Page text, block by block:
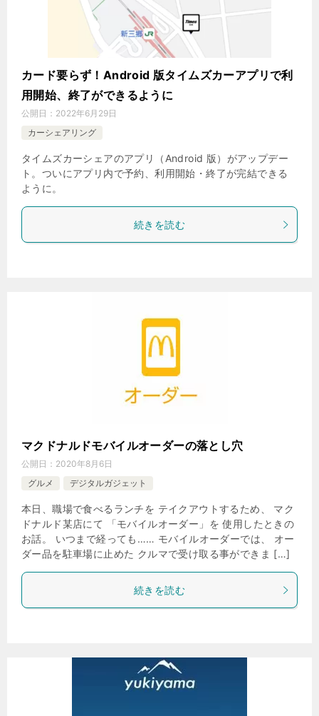
カード要らず！Android 版タイムズカーアプリで利
用開始、終了ができるように
公開日： 2022年6月29日
カーシェアリング
タイムズカーシェアのアプリ（Android 版）がアップデー
ト。ついにアプリ内で予約、利用開始・終了が完結できる
ように。
続きを読む
マクドナルドモバイルオーダーの落とし穴
公開日： 2020年8月6日
グルメ
デジタルガジェット
本日、職場で食べるランチを テイクアウトするため、 マク
ドナルド某店にて 「モバイルオーダー」を 使用したときの
お話。 いつまで経っても…… モバイルオーダーでは、 オー
ダー品を駐車場に止めた クルマで受け取る事ができま […]
続きを読む